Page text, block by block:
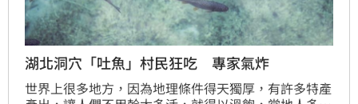
湖北洞穴「吐魚」村民狂吃 專家氣炸
世界上很多地方，因為地理條件得天獨厚，有許多特產